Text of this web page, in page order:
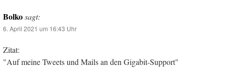
Bolkosagt:
6. April 2021 um 16:43 Uhr
Zitat:
"Auf meine Tweets und Mails an den Gigabit-Support"